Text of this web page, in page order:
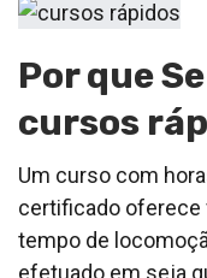
Por que
cursos
Um curso com
certificado oferece
tempo de
efetuado em seja